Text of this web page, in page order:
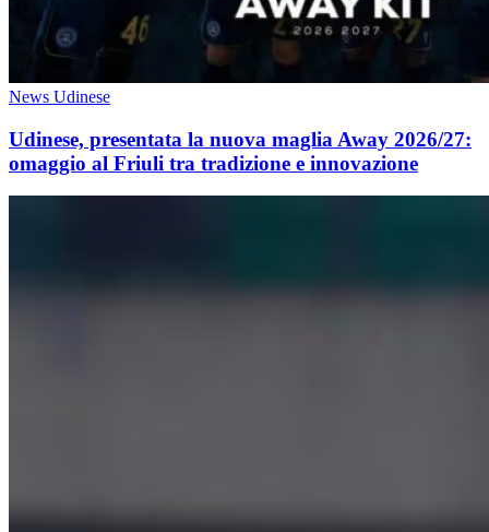
News Udinese
Udinese, presentata la nuova maglia Away 2026/27:
omaggio al Friuli tra tradizione e innovazione